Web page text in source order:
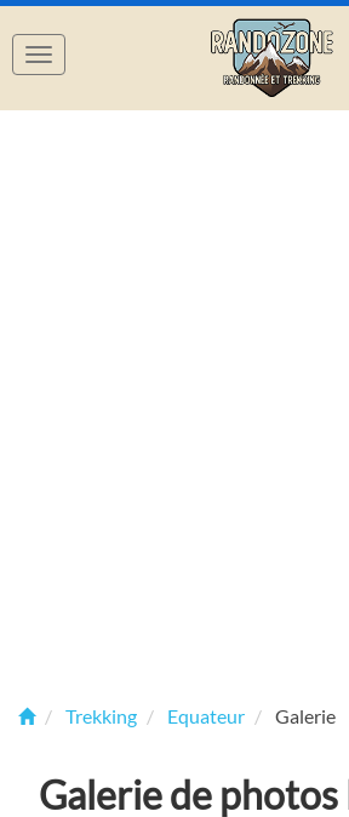
Navigation
Trekking Equateur Galerie
Galerie de